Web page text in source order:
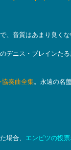
、音質はあまり良く
デニス・ブレインた
協奏曲全集。永遠の名
場合、 エンピツの投